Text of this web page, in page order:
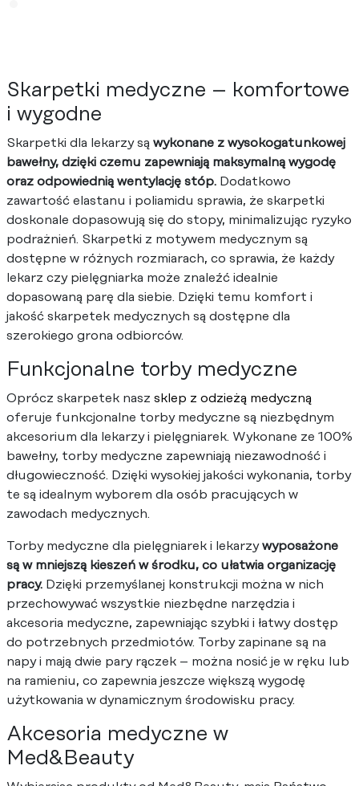
Skarpetki medyczne – komfortowe
i wygodne
Skarpetki dla lekarzy są wykonane z wysokogatunkowej
bawełny, dzięki czemu zapewniają maksymalną wygodę
oraz odpowiednią wentylację stóp. Dodatkowo
zawartość elastanu i poliamidu sprawia, że skarpetki
doskonale dopasowują się do stopy, minimalizując ryzyko
podrażnień. Skarpetki z motywem medycznym są
dostępne w różnych rozmiarach, co sprawia, że każdy
lekarz czy pielęgniarka może znaleźć idealnie
dopasowaną parę dla siebie. Dzięki temu komfort i
jakość skarpetek medycznych są dostępne dla
szerokiego grona odbiorców.
Funkcjonalne torby medyczne
Oprócz skarpetek nasz sklep z odzieżą medyczną
oferuje funkcjonalne torby medyczne są niezbędnym
akcesorium dla lekarzy i pielęgniarek. Wykonane ze 100%
bawełny, torby medyczne zapewniają niezawodność i
długowieczność. Dzięki wysokiej jakości wykonania, torby
te są idealnym wyborem dla osób pracujących w
zawodach medycznych.
Torby medyczne dla pielęgniarek i lekarzywyposażone
są w mniejszą kieszeń w środku, co ułatwia organizację
pracy. Dzięki przemyślanej konstrukcji można w nich
przechowywać wszystkie niezbędne narzędzia i
akcesoria medyczne, zapewniając szybki i łatwy dostęp
do potrzebnych przedmiotów. Torby zapinane są na
napy i mają dwie pary rączek – można nosić je w ręku lub
na ramieniu, co zapewnia jeszcze większą wygodę
użytkowania w dynamicznym środowisku pracy.
Akcesoria medyczne w
Med&Beauty